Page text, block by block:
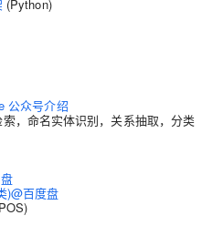
(Python)
公众号介绍
，命名实体识别，关系抽取，分类
)@百度盘